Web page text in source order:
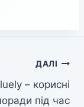
ДАЛІ
– корисні
під час